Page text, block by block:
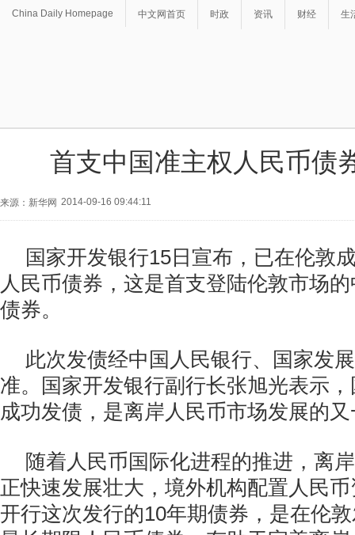
China Daily Homepage 中文网首页 时政 资讯 财经 生
首支中国准主权人民币债
来源：新华网 2014-09-16 09:44:11
国家开发银行15日宣布，已在伦敦
人民币债券，这是首支登陆伦敦市场
债券。
此次发债经中国人民银行、国家发
准。国家开发银行副行长张旭光表示
成功发债，是离岸人民币市场发展的
随着人民币国际化进程的推进，离
正快速发展壮大，境外机构配置人民
开行这次发行的10年期债券，是在伦